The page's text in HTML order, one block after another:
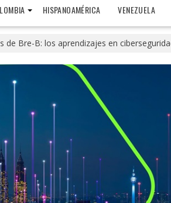
HISPANOAMÉRICA VENEZUELA
de Bre-B: los aprendizajes en